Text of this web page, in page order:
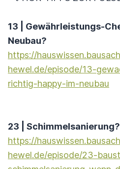
13 | Gewährleistungs-
Neubau?
https://
hewel.de/episode/13-
richtig-happy-im-neubau
23 |
https://
hewel.de/episode/23-